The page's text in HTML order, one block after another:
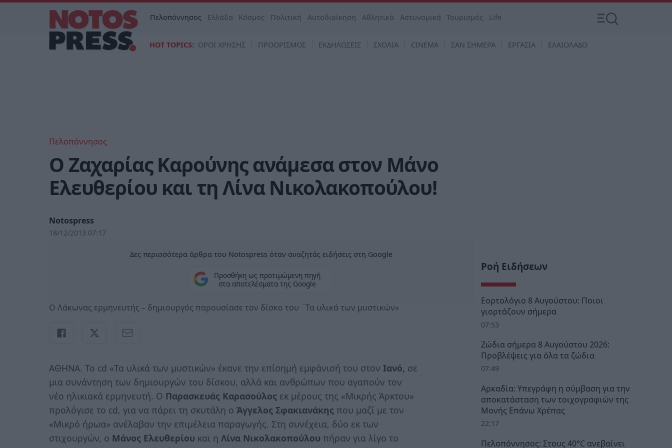
Πελοπόννησος Ελλάδα Κόσμος Πολιτική Αυτοδιοίκηση Αθλητικά Αστυνομικά Τουρισμός Life
HOT TOPICS: ΟΡΟΙ ΧΡΗΣΗΣ ΠΡΟΟΡΙΣΜΟΣ ΕΚΔΗΛΩΣΕΙΣ ΣΧΟΛΙΑ CINEMA ΣΑΝ ΣΗΜΕΡΑ ΕΡΓΑΣΙΑ ΕΛΑΙΟΛΑΔΟ
Πελοπόννησος
Ο Ζαχαρίας Καρούνης ανάμεσα στον Μάνο
Ελευθερίου και τη Λίνα Νικολακοπούλου!
Notospress
18/12/2013 07:17
Δες περισσότερα άρθρα του Notospress όταν αναζητάς ειδήσεις στη Google
Προσθήκη ως προτιμώμενη πηγή
στα αποτελέσματα της Google
Ο Λάκωνας ερμηνευτής – δημιουργός παρουσίασε τον δίσκο του ¨Τα υλικά των μυστικών»
ΑΘΗΝΑ. Το cd «Τα υλικά των μυστικών» έκανε την επίσημή εμφάνισή του στον Ιανό, σε
μια συνάντηση των δημιουργών του δίσκου, αλλά και ανθρώπων που αγαπούν τον
νέο ηλικιακά ερμηνευτή. Ο Παρασκευάς Καρασούλος εκ μέρους της «Μικρής Άρκτου»
προλόγισε το cd, για να πάρει τη σκυτάλη ο Άγγελος Σφακιανάκης που μαζί με τον
«Μικρό ήρωα» ανέλαβαν την επιμέλεια παραγωγής. Στη συνέχεια, δύο εκ των
στιχουργών, ο Μάνος Ελευθερίου και η Λίνα Νικολακοπούλου πήραν για λίγο το
Ροή Ειδήσεων
Εορτολόγιο 8 Αυγούστου: Ποιοι
γιορτάζουν σήμερα
07:53
Ζώδια σήμερα 8 Αυγούστου 2026:
Προβλέψεις για όλα τα ζώδια
07:49
Αρκαδία: Υπεγράφη η σύμβαση για την
αποκατάσταση των τοιχογραφιών της
Μονής Επάνω Χρέπας
22:17
Πελοπόννησος: Στους 40°C ανεβαίνει